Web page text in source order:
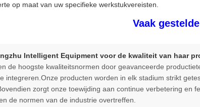
op maat van uw specifieke werkstukvereisten.
Vaak
Intelligent Equipment voor de kwaliteit van haar
de hoogste kwaliteitsnormen door geavanceerde
integreren.Onze producten worden in elk stadium strikt
zorgt onze toewijding aan continue verbetering en
de normen van de industrie overtreffen.